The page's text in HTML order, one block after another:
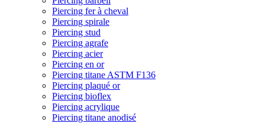
Piercing fer à cheval
Piercing spirale
Piercing stud
Piercing agrafe
Piercing acier
Piercing en or
Piercing titane ASTM F136
Piercing plaqué or
Piercing bioflex
Piercing acrylique
Piercing titane anodisé